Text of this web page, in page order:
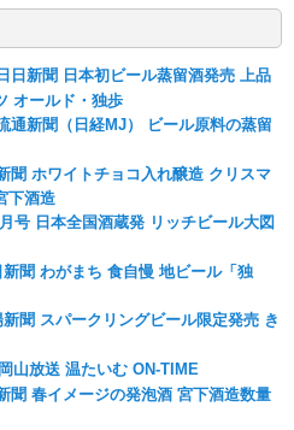
日新聞 日本初ビール蒸留酒発売 上品
オールド・独歩
通新聞（日経MJ） ビール原料の蒸留
聞 ホワイトチョコ入れ醸造 クリスマ
下酒造
号 日本全国酒蔵発 リッチビール大図
聞 わがまち 食自慢 地ビール「独
聞 スパークリングビール限定発売 き
山放送 温たいむ ON-TIME
聞 春イメージの発泡酒 宮下酒造数量